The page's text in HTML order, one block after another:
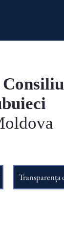
Transparența